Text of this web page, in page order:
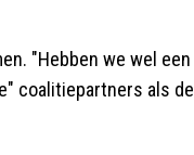
"Hebben we wel een
coalitiepartners als de